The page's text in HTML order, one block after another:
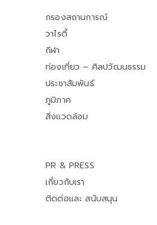
กรองสถานการณ์
วาไรตี้
กีฬา
ท่องเที่ยว – ศิลปวัฒนธรรม
ประชาสัมพันธ์
ภูมิภาค
สิ่งแวดล้อม
PR & PRESS
เกี่ยวกับเรา
ติดต่อและ สนับสนุน